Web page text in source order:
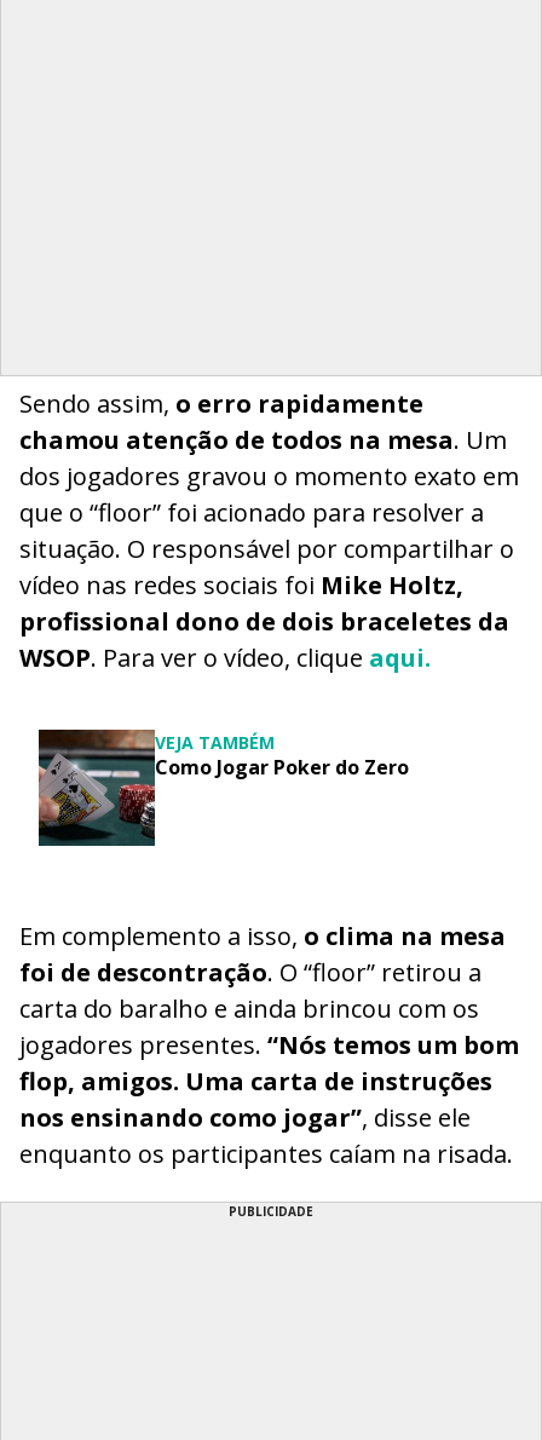
Sendo assim, o erro rapidamente
chamou atenção de todos na mesa. Um
dos jogadores gravou o momento exato em
que o “floor” foi acionado para resolver a
situação. O responsável por compartilhar o
vídeo nas redes sociais foi Mike Holtz,
profissional dono de dois braceletes da
WSOP. Para ver o vídeo, clique aqui.
VEJA TAMBÉM
Como Jogar Poker do Zero
Em complemento a isso, o clima na mesa
foi de descontração. O “floor” retirou a
carta do baralho e ainda brincou com os
jogadores presentes. “Nós temos um bom
flop, amigos. Uma carta de instruções
nos ensinando como jogar”, disse ele
enquanto os participantes caíam na risada.
PUBLICIDADE